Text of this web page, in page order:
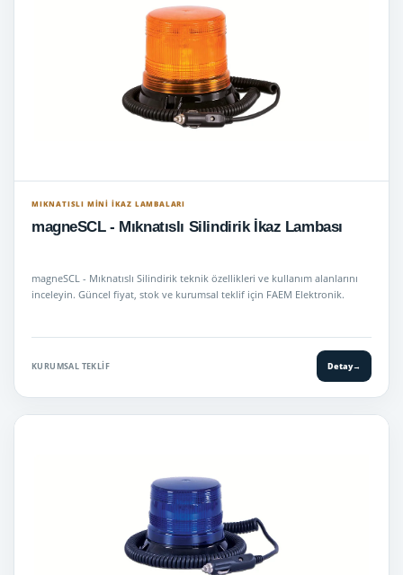
MIKNATISLI MINI İKAZ LAMBALARI
magneSCL - Mıknatıslı Silindirik İkaz Lambası
magneSCL - Mıknatıslı Silindirik teknik özellikleri ve kullanım alanlarını
inceleyin. Güncel fiyat, stok ve kurumsal teklif için FAEM Elektronik.
KURUMSAL TEKLIF Detay→